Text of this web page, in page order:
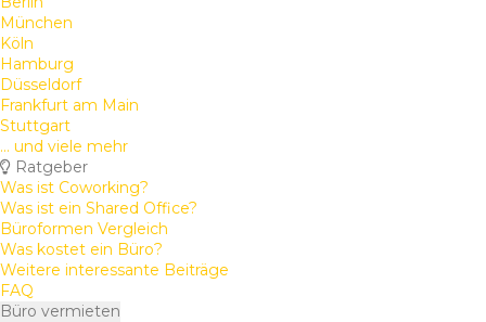
München
Köln
Hamburg
Düsseldorf
Frankfurt am Main
Stuttgart
... und viele mehr
Ratgeber
Was ist Coworking?
Was ist ein Shared Office?
Büroformen Vergleich
Was kostet ein Büro?
Weitere interessante Beiträge
FAQ
Büro vermieten